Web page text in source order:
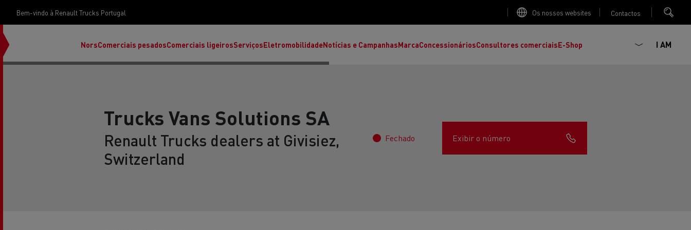
Bem-vindo à Renault Trucks Portugal Os nossos websites Contactos
NorsComerciais pesadosComerciais ligeirosServiçosEletromobilidadeNotícias e CampanhasMarcaConcessionáriosConsultores comerciaisE-Shop I AM
Trucks Vans Solutions SA
Renault Trucks dealers at Givisiez,
Switzerland
Fechado Exibir o número